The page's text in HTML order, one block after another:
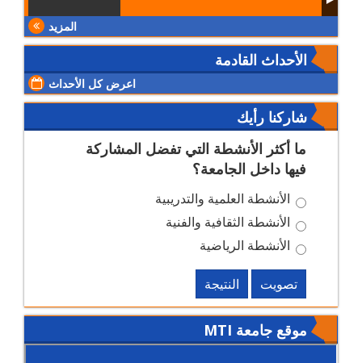
المزيد
الأحداث القادمة
اعرض كل الأحداث
شاركنا رأيك
ما أكثر الأنشطة التي تفضل المشاركة
فيها داخل الجامعة؟
الأنشطة العلمية والتدريبية
الأنشطة الثقافية والفنية
الأنشطة الرياضية
تصويت النتيجة
موقع جامعة MTI